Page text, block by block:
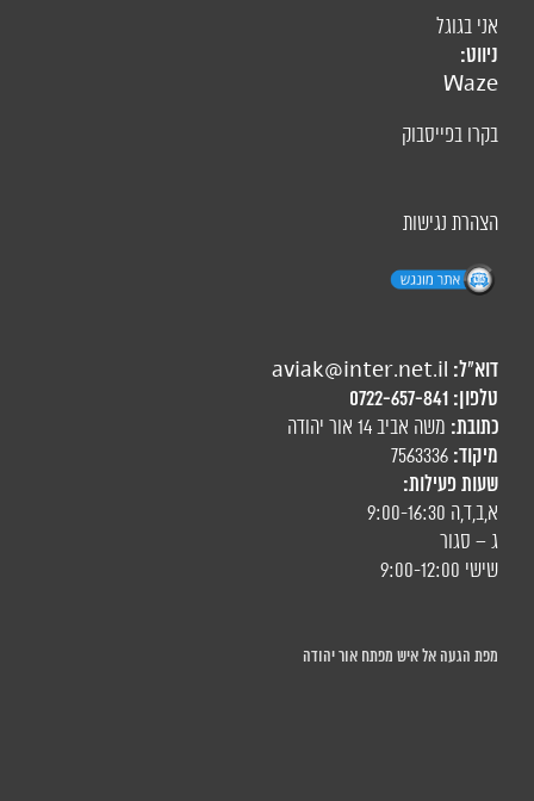
אני בגוגל
ניווט:
Waze
בקרו בפייסבוק
הצהרת נגישות
דוא"ל: aviak@inter.net.il
טלפון: 0722-657-841
כתובת: משה אביב 14 אור יהודה
מיקוד: 7563336
שעות פעילות:
א,ב,ד,ה 9:00-16:30
ג – סגור
שישי 9:00-12:00
מפת הגעה אל איש מפתח אור יהודה